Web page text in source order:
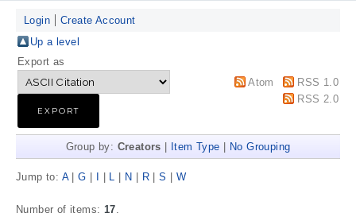
Login
Create Account
Up a level
Export as
Atom
RSS 1.0
RSS 2.0
Group by: Creators Item Type No Grouping
Jump to: A|G L N R |S W
Number of items: 17.